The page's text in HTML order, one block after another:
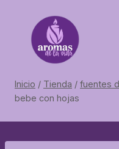
contenido
Inicio / Tienda / fuentes
bebe con hojas